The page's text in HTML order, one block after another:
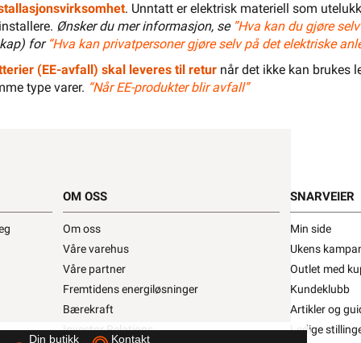
Tilbehør robotgressklipper •
for robotgressklipper
50m
fraNecore Se/Still ett spørsmål ()
lagerstatus
El-Entreprenør Privat
. Unntatt er elektrisk materiell som
Ønsker du mer informasjon, se ”Hva kan du gjøre
for “Hva kan privatpersoner gjøre selv på det elektriske
(EE-avfall) skal leveres til retur når det ikke kan brukes
type varer. “Når EE-produkter blir avfall”
OM OSS
Om oss
Våre varehus
Våre partner
Fremtidens energiløsninger
Bærekraft
Investor Relations
SNARVEIER
Min side
Ukens
Outlet med
Kundeklubb
Artikler og
Ledige
Din butikk
Kontakt